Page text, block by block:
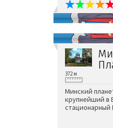
372 м
Минский
крупнейший в
стационарный